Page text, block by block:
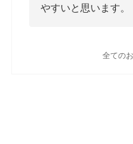
やすいと思います。
全ての